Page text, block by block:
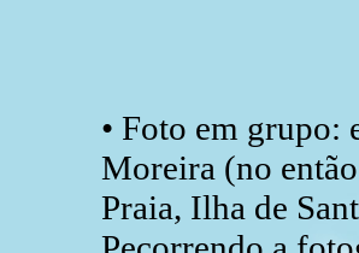
• Foto em grupo:
Moreira (no
Praia, Ilha de